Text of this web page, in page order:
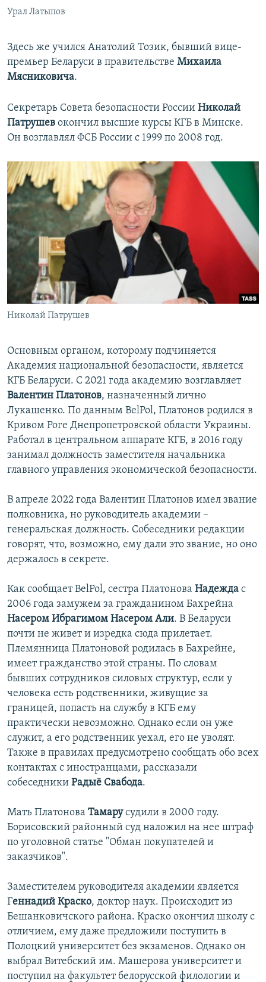
Урал Латыпов
Здесь же учился Анатолий Тозик, бывший вице-
премьер Беларуси в правительстве Михаила
Мясниковича.
Секретарь Совета безопасности России Николай
Патрушев окончил высшие курсы КГБ в Минске.
Он возглавлял ФСБ России с 1999 по 2008 год.
Николай Патрушев
Основным органом, которому подчиняется
Академия национальной безопасности, является
КГБ Беларуси. С 2021 года академию возглавляет
Валентин Платонов, назначенный лично
Лукашенко. По данным BelPol, Платонов родился в
Кривом Роге Днепропетровской области Украины.
Работал в центральном аппарате КГБ, в 2016 году
занимал должность заместителя начальника
главного управления экономической безопасности.
В апреле 2022 года Валентин Платонов имел звание
полковника, но руководитель академии –
генеральская должность. Собеседники редакции
говорят, что, возможно, ему дали это звание, но оно
держалось в секрете.
Как сообщает BelPol, сестра Платонова Надежда с
2006 года замужем за гражданином Бахрейна
Насером Ибрагимом Насером Али. В Беларуси
почти не живет и изредка сюда прилетает.
Племянница Платоновой родилась в Бахрейне,
имеет гражданство этой страны. По словам
бывших сотрудников силовых структур, если у
человека есть родственники, живущие за
границей, попасть на службу в КГБ ему
практически невозможно. Однако если он уже
служит, а его родственник уехал, его не уволят.
Также в правилах предусмотрено сообщать обо всех
контактах с иностранцами, рассказали
собеседники Радыё Свабода.
Мать Платонова Тамарусудили в 2000 году.
Борисовский районный суд наложил на нее штраф
по уголовной статье "Обман покупателей и
заказчиков".
Заместителем руководителя академии является
Геннадий Краско, доктор наук. Происходит из
Бешанковичского района. Краско окончил школу с
отличием, ему даже предложили поступить в
Полоцкий университет без экзаменов. Однако он
выбрал Витебский им. Машерова университет и
поступил на факультет белорусской филологии и